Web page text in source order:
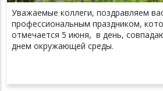
Уважаемые коллеги, поздравляем
профессиональным праздником,
отмечается 5 июня, в день,
днем окружающей среды.